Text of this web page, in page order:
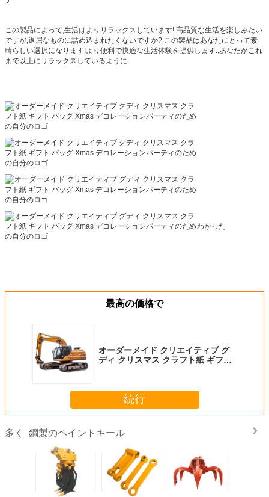
この製品によって,生活はよりリラックスしています! 高品質な生活を楽しみたい
ですが,退屈なものに詰め込まれたくないですか? この製品はあなたにとって素
晴らしい選択になります!より便利で快適な生活体験を提供します.,あなたがこれ
まで以上にリラックスしているように.
わかった
最高の価格で
オーダーメイド クリエイティブ グ
ディ クリスマス クラフト紙 ギフト
続行
多く 鋼製のペイントキール